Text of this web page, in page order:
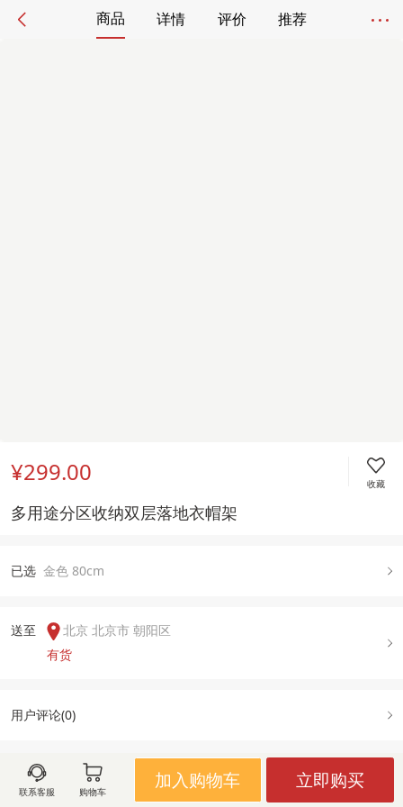
商品 详情 评价 推荐
¥299.00 收藏
多用途分区收纳双层落地衣帽架
已选 金色 80cm
送至
北京 北京市 朝阳区
有货
用户评论(0)
图文详情 规格属性 售后政策
联系客服 购物车
加入购物车 立即购买